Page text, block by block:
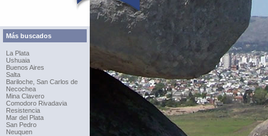
Más buscados
La Plata
Ushuaia
Buenos Aires
Salta
Bariloche, San Carlos de
Necochea
Mina Clavero
Comodoro Rivadavia
Resistencia
Mar del Plata
San Pedro
Neuquen